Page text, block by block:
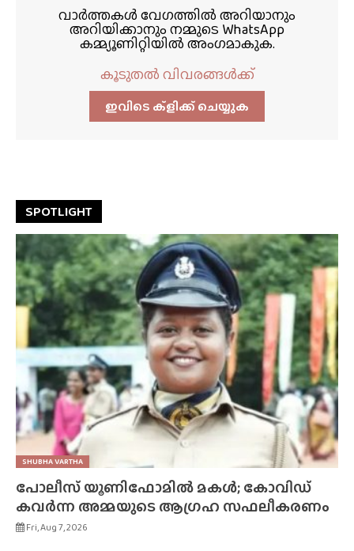
വാർത്തകൾ വേഗത്തിൽ അറിയാനും
അറിയിക്കാനും നമ്മുടെ WhatsApp
കമ്മ്യൂണിറ്റിയിൽ അംഗമാകുക.
കൂടുതൽ വിവരങ്ങൾക്ക്
ഇവിടെ ക്ളിക്ക്‌ ചെയ്യുക
SPOTLIGHT
SHUBHA VARTHA
പോലീസ് യൂണിഫോമിൽ മകൾ; കോവിഡ്
കവർന്ന അമ്മയുടെ ആഗ്രഹ സഫലീകരണം
Fri, Aug 7, 2026